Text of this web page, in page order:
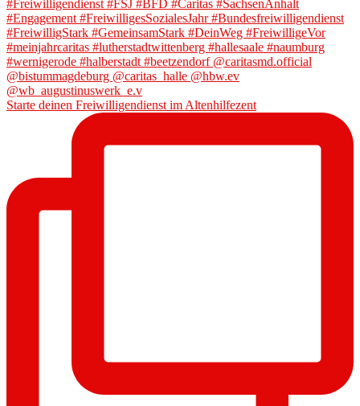
Starte deinen Freiwilligendienst im Altenhilfezent